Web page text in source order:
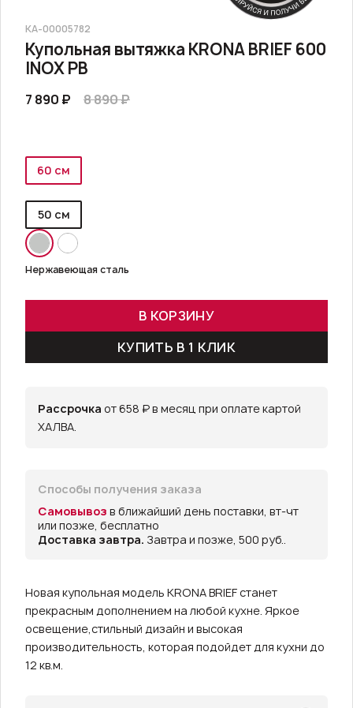
КА-00005782
Купольная вытяжка KRONA BRIEF 600
INOX PB
8 890 ₽
7 890 ₽
60 см
50 см
Нержавеющая сталь
В КОРЗИНУ
КУПИТЬ В 1 КЛИК
Рассрочка от 658 ₽ в месяц при оплате картой
ХАЛВА.
Способы получения заказа
Самовывоз в ближайший день поставки, вт-чт
или позже, бесплатно
Доставка завтра. Завтра и позже, 500 руб..
Новая купольная модель KRONA BRIEF станет
прекрасным дополнением на любой кухне. Яркое
освещение,стильный дизайн и высокая
производительность, которая подойдет для кухни до
12 кв.м.